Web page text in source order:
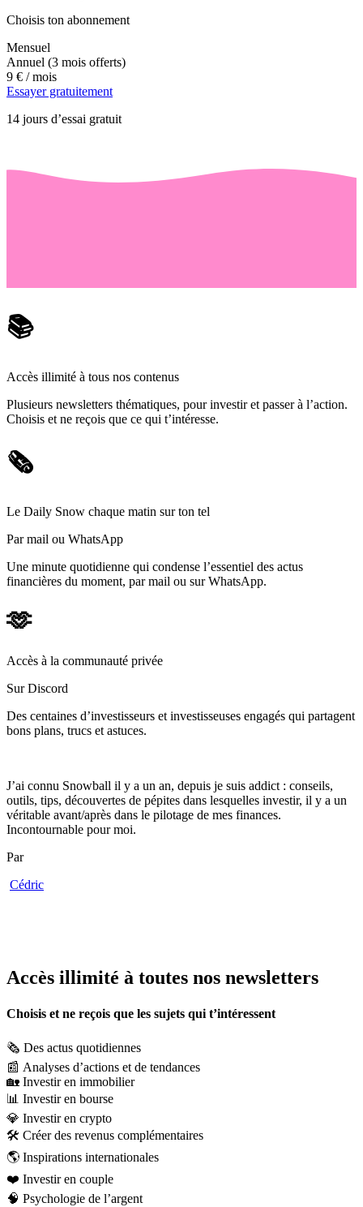
Choisis ton abonnement
Mensuel
Annuel (3 mois offerts)
9 € / mois
Essayer gratuitement
14 jours d’essai gratuit
📚
Accès illimité à tous nos contenus
Plusieurs newsletters thématiques, pour investir et passer à l’action.
Choisis et ne reçois que ce qui t’intéresse.
🗞️
Le Daily Snow chaque matin sur ton tel
Par mail ou WhatsApp
Une minute quotidienne qui condense l’essentiel des actus
financières du moment, par mail ou sur WhatsApp.
🫶
Accès à la communauté privée
Sur Discord
Des centaines d’investisseurs et investisseuses engagés qui partagent
bons plans, trucs et astuces.
J’ai connu Snowball il y a un an, depuis je suis addict : conseils,
outils, tips, découvertes de pépites dans lesquelles investir, il y a un
véritable avant/après dans le pilotage de mes finances.
Incontournable pour moi.
Par
Cédric
Accès illimité à toutes nos newsletters
Choisis et ne reçois que les sujets qui t’intéressent
🗞️ Des actus quotidiennes
📰 Analyses d’actions et de tendances
🏡 Investir en immobilier
📊 Investir en bourse
💎 Investir en crypto
🛠️ Créer des revenus complémentaires
🌎 Inspirations internationales
❤️ Investir en couple
🧠 Psychologie de l’argent